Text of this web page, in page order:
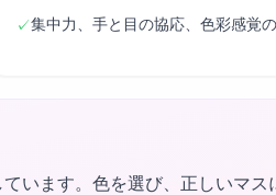
✓集中力、手と目の協応、色彩感覚
います。色を選び、正しいマ